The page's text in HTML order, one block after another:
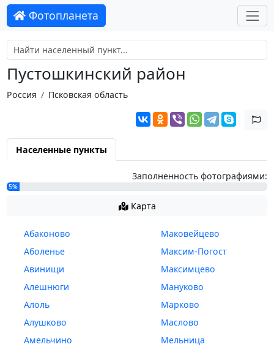
Фотопланета
Пустошкинский район
Россия Псковская область
Населенные пункты
Заполненность фотографиями:
5%
Карта
Абаконово
Аболенье
Авинищи
Алешнюги
Алоль
Алушково
Амельчино
Маковейцево
Максим-Погост
Максимцево
Мануково
Марково
Маслово
Мельница